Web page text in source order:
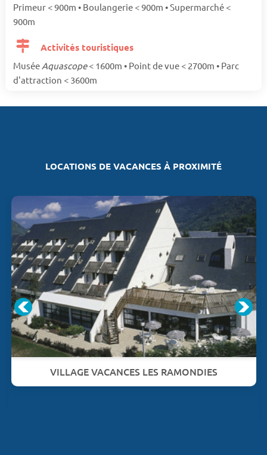
Primeur < 900m • Boulangerie < 900m • Supermarché <
900m
Activités touristiques
Musée Aquascope< 1600m • Point de vue < 2700m • Parc
d'attraction < 3600m
LOCATIONS DE VACANCES À PROXIMITÉ
VILLAGE VACANCES LES RAMONDIES